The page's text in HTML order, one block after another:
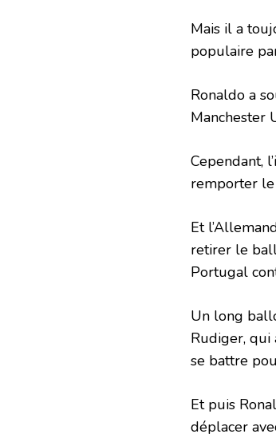
Mais il a
populaire
Ronaldo a
Manchester
Cependant,
remporter le
Et
retirer le
Portugal
Un long
Rudiger, qui
se battre
Et puis
déplacer